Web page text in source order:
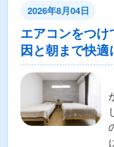
2026年8月04日
エアコンをつ
因と朝まで快